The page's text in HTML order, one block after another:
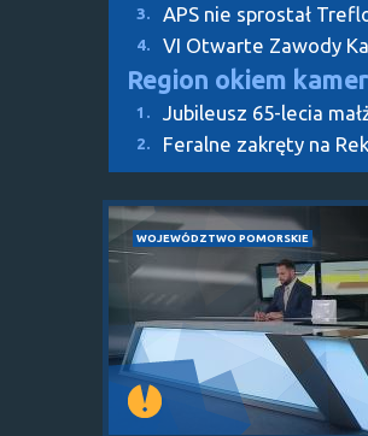
3. APS nie sprostał
4. VI Otwarte Zawody
Region okiem
1. Jubileusz 65-lecia
2. Feralne zakręty na
WOJEWÓDZTWO POMORSKIE